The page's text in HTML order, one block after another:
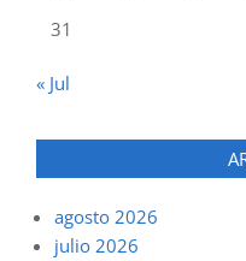
31
« Jul
agosto 2026
julio 2026